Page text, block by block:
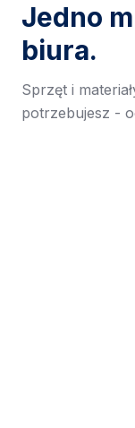
Jedno
biura.
Sprzęt i
potrzebujesz -